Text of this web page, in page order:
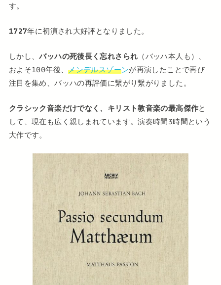
す。
1727年に初演され大好評となりました。
しかし、バッハの死後長く忘れさられ （バッハ本人も）、
およそ100年後、メンデルスゾーンが再演したことで再び
注目を集め、バッハの再評価に繋がり繋がりました。
クラシック音楽だけでなく、キリスト教音楽の最高傑作と
して、現在も広く親しまれています。演奏時間3時間という
大作です。